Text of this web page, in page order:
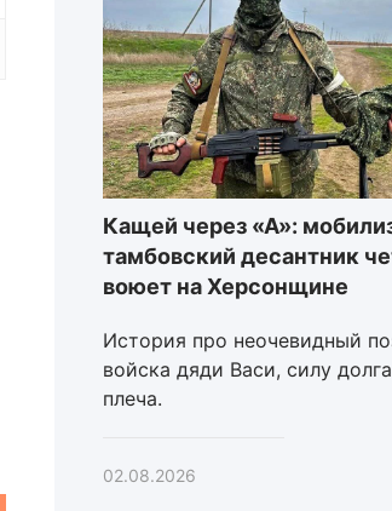
Кащей через «А»:
тамбовский десантник
воюет на Херсонщине
История про неочевидный
войска дяди Васи, силу
плеча.
02.08.2026